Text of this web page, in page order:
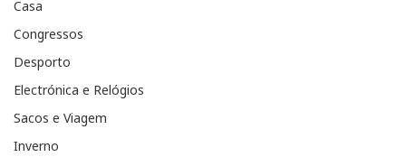
Casa
Congressos
Desporto
Electrónica e Relógios
Sacos e Viagem
Inverno